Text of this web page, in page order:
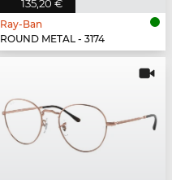
135,20 €
Ray-Ban
ROUND METAL - 3174